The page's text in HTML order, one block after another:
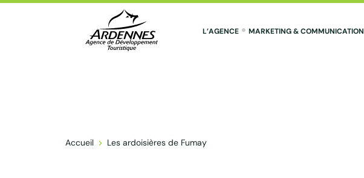
L’AGENCE MARKETING & COMMUNICATION
Accueil Les ardoisières de Fumay